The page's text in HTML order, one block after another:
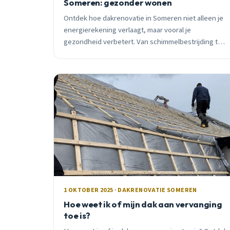
Someren: gezonder wonen
Ontdek hoe dakrenovatie in Someren niet alleen je
energierekening verlaagt, maar vooral je
gezondheid verbetert. Van schimmelbestrijding tot
1 OKTOBER 2025 · DAKRENOVATIE SOMEREN
Hoe weet ik of mijn dak aan vervanging
toe is?